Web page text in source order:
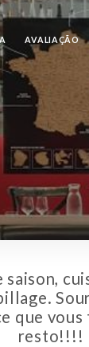
AVALIAÇÃO
saison,
que
resto!!!!